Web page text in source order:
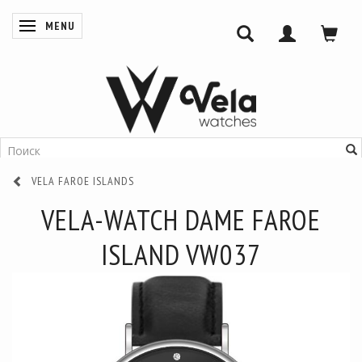
ПЕРЕКЛЮЧИТЬ НАВИГАЦИЮ
MENU
VELA FAROE ISLANDS
VELA-WATCH DAME FAROE
ISLAND VW037